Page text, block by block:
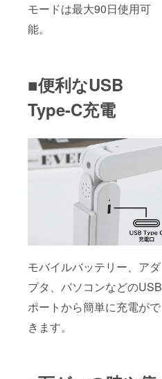
モードは最大90日使用可
能。
■便利なUSB
Type-C充電
モバイルバッテリー、アダ
プタ、パソコンなどのUSB
ポートから簡単に充電がで
きます。